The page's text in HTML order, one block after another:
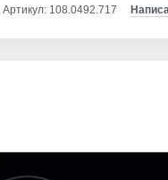
Артикул: 108.0492.717